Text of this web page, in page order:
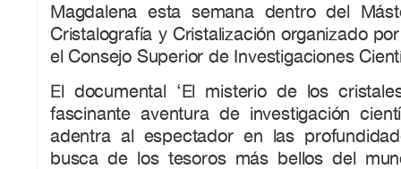
Magdalena esta semana dentro del
Cristalografía y Cristalización organizado
el Consejo Superior de Investigaciones
El documental ‘El misterio de los
fascinante aventura de investigación
adentra al espectador en las
busca de los tesoros más bellos del